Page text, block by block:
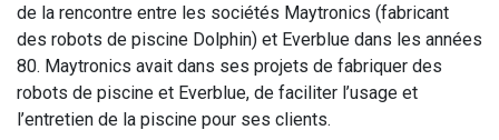
de la rencontre entre les sociétés Maytronics (fabricant
des robots de piscine Dolphin) et Everblue dans les années
80. Maytronics avait dans ses projets de fabriquer des
robots de piscine et Everblue, de faciliter l’usage et
l’entretien de la piscine pour ses clients.